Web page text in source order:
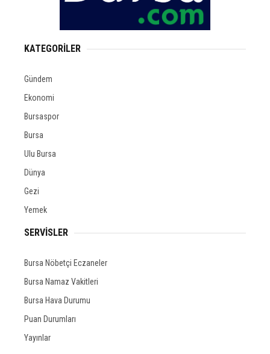
KATEGORİLER
Gündem
Ekonomi
Bursaspor
Bursa
Ulu Bursa
Dünya
Gezi
Yemek
SERVİSLER
Bursa Nöbetçi Eczaneler
Bursa Namaz Vakitleri
Bursa Hava Durumu
Puan Durumları
Yayınlar